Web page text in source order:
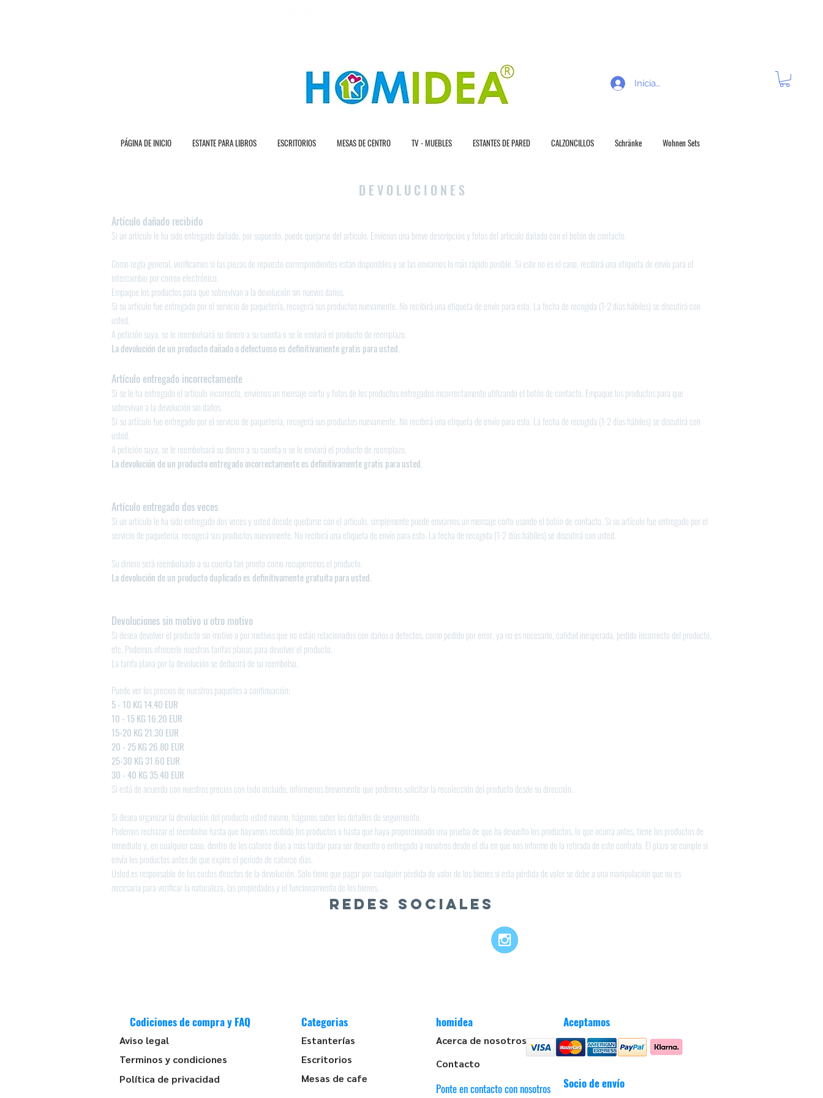
Iniciar sesión
PÁGINA DE INICIO ESTANTE PARA LIBROS ESCRITORIOS MESAS DE CENTRO TV - MUEBLES ESTANTES DE PARED CALZONCILLOS Schränke Wohnen Sets
D E V O L U C I O N E S
Artículo dañado recibido
Si un artículo le ha sido entregado dañado, por supuesto, puede quejarse del artículo. Envíenos una breve descripción y fotos del artículo dañado con el botón de contacto.
Como regla general, verificamos si las piezas de repuesto correspondientes están disponibles y se las enviamos lo más rápido posible. Si este no es el caso, recibirá una etiqueta de envío para el
intercambio por correo electrónico.
Empaque los productos para que sobrevivan a la devolución sin nuevos daños.
Si su artículo fue entregado por el servicio de paquetería, recogerá sus productos nuevamente. No recibirá una etiqueta de envío para esto. La fecha de recogida (1-2 días hábiles) se discutirá con
usted.
A petición suya, se le reembolsará su dinero a su cuenta o se le enviará el producto de reemplazo.
La devolución de un producto dañado o defectuoso es definitivamente gratis para usted.
Artículo entregado incorrectamente
Si se le ha entregado el artículo incorrecto, envíenos un mensaje corto y fotos de los productos entregados incorrectamente utilizando el botón de contacto. Empaque los productos para que
sobrevivan a la devolución sin daños.
Si su artículo fue entregado por el servicio de paquetería, recogerá sus productos nuevamente. No recibirá una etiqueta de envío para esto. La fecha de recogida (1-2 días hábiles) se discutirá con
usted.
A petición suya, se le reembolsará su dinero a su cuenta o se le enviará el producto de reemplazo.
La devolución de un producto entregado incorrectamente es definitivamente gratis para usted.
Artículo entregado dos veces
Si un artículo le ha sido entregado dos veces y usted decide quedarse con el artículo, simplemente puede enviarnos un mensaje corto usando el botón de contacto. Si su artículo fue entregado por el
servicio de paquetería, recogerá sus productos nuevamente. No recibirá una etiqueta de envío para esto. La fecha de recogida (1-2 días hábiles) se discutirá con usted.
Su dinero será reembolsado a su cuenta tan pronto como recuperemos el producto.
La devolución de un producto duplicado es definitivamente gratuita para usted.
Devoluciones sin motivo u otro motivo
Si desea devolver el producto sin motivo o por motivos que no están relacionados con daños o defectos, como pedido por error, ya no es necesario, calidad inesperada, pedido incorrecto del producto,
etc. Podemos ofrecerle nuestras tarifas planas para devolver el producto.
La tarifa plana por la devolución se deducirá de su reembolso.
Puede ver los precios de nuestros paquetes a continuación;
5 - 10 KG 14.40 EUR
10 - 15 KG 16.20 EUR
15-20 KG 21.30 EUR
20 - 25 KG 26.80 EUR
25-30 KG 31.60 EUR
30 - 40 KG 35.40 EUR
Si está de acuerdo con nuestros precios con todo incluido, infórmenos brevemente que podemos solicitar la recolección del producto desde su dirección.
Si desea organizar la devolución del producto usted mismo, háganos saber los detalles de seguimiento.
Podemos rechazar el reembolso hasta que hayamos recibido los productos o hasta que haya proporcionado una prueba de que ha devuelto los productos, lo que ocurra antes, tiene los productos de
inmediato y, en cualquier caso, dentro de los catorce días a más tardar para ser devuelto o entregado a nosotros desde el día en que nos informe de la retirada de este contrato. El plazo se cumple si
envía los productos antes de que expire el período de catorce días.
Usted es responsable de los costos directos de la devolución. Solo tiene que pagar por cualquier pérdida de valor de los bienes si esta pérdida de valor se debe a una manipulación que no es
necesaria para verificar la naturaleza, las propiedades y el funcionamiento de los bienes.
REDES SOCIALES
Codiciones de compra y FAQ
Aviso legal
Terminos y condiciones
Política de privacidad
Categorias
Estanterías
Escritorios
Mesas de cafe
homidea
Acerca de nosotros
Aceptamos
Contacto
Ponte en contacto con nosotros Socio de envío